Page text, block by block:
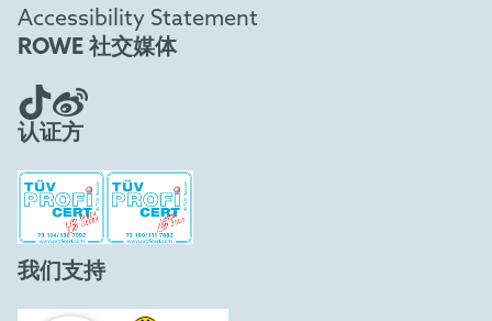
Accessibility Statement
ROWE 社交媒体
认证方
我们支持